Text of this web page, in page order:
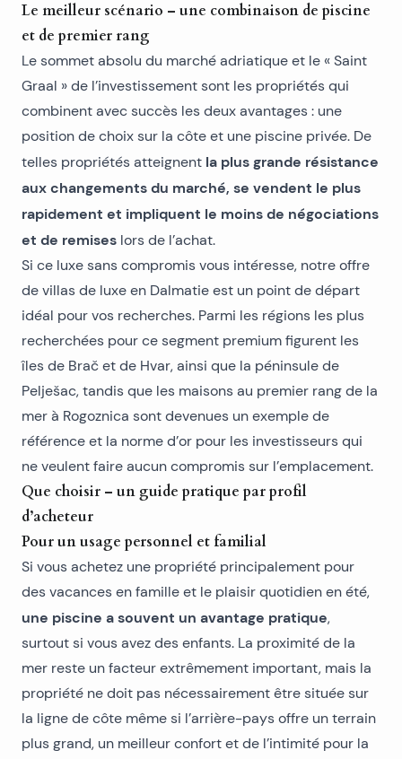
Le meilleur scénario – une combinaison de piscine
et de premier rang
Le sommet absolu du marché adriatique et le « Saint
Graal » de l’investissement sont les propriétés qui
combinent avec succès les deux avantages : une
position de choix sur la côte et une piscine privée. De
telles propriétés atteignent la plus grande résistance
aux changements du marché, se vendent le plus
rapidement et impliquent le moins de négociations
et de remises lors de l’achat.
Si ce luxe sans compromis vous intéresse, notre offre
de villas de luxe en Dalmatie est un point de départ
idéal pour vos recherches. Parmi les régions les plus
recherchées pour ce segment premium figurent les
îles de Brač et de Hvar, ainsi que la péninsule de
Pelješac, tandis que les maisons au premier rang de la
mer à Rogoznica sont devenues un exemple de
référence et la norme d’or pour les investisseurs qui
ne veulent faire aucun compromis sur l’emplacement.
Que choisir – un guide pratique par profil
d’acheteur
Pour un usage personnel et familial
Si vous achetez une propriété principalement pour
des vacances en famille et le plaisir quotidien en été,
une piscine a souvent un avantage pratique,
surtout si vous avez des enfants. La proximité de la
mer reste un facteur extrêmement important, mais la
propriété ne doit pas nécessairement être située sur
la ligne de côte même si l’arrière-pays offre un terrain
plus grand, un meilleur confort et de l’intimité pour la